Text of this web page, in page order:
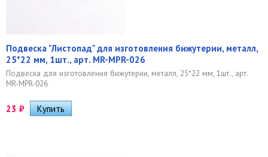
Подвеска "Листопад" для изготовления бижутерии, металл,
25*22 мм, 1шт., арт. MR-MPR-026
Подвеска для изготовления бижутерии, металл, 25*22 мм, 1шт., арт.
MR-MPR-026
23 ₽